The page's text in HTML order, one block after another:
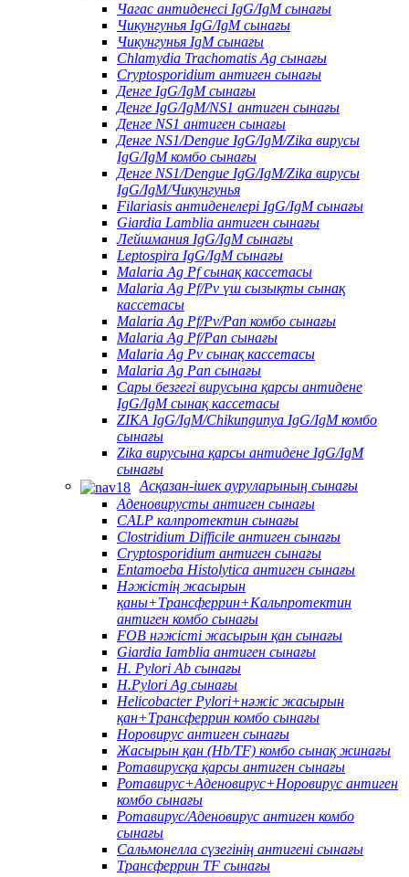
Чагас антиденесі IgG/IgM сынағы
Чикунгунья IgG/IgM сынағы
Чикунгунья IgM сынағы
Chlamydia Trachomatis Ag сынағы
Cryptosporidium антиген сынағы
Денге IgG/IgM сынағы
Денге IgG/IgM/NS1 антиген сынағы
Денге NS1 антиген сынағы
Денге NS1/Dengue IgG/IgM/Zika вирусы
IgG/IgM комбо сынағы
Денге NS1/Dengue IgG/IgM/Zika вирусы
IgG/IgM/Чикунгунья
Filariasis антиденелері IgG/IgM сынағы
Giardia Lamblia антиген сынағы
Лейшмания IgG/IgM сынағы
Leptospira IgG/IgM сынағы
Malaria Ag Pf сынақ кассетасы
Malaria Ag Pf/Pv үш сызықты сынақ
кассетасы
Malaria Ag Pf/Pv/Pan комбо сынағы
Malaria Ag Pf/Pan сынағы
Malaria Ag Pv сынақ кассетасы
Malaria Ag Pan сынағы
Сары безгегі вирусына қарсы антидене
IgG/IgM сынақ кассетасы
ZIKA IgG/IgM/Chikungunya IgG/IgM комбо
сынағы
Zika вирусына қарсы антидене IgG/IgM
сынағы
Асқазан-ішек ауруларының сынағы
Аденовирусты антиген сынағы
CALP калпротектин сынағы
Clostridium Difficile антиген сынағы
Cryptosporidium антиген сынағы
Entamoeba Histolytica антиген сынағы
Нәжістің жасырын
қаны+Трансферрин+Кальпротектин
антиген комбо сынағы
FOB нәжісті жасырын қан сынағы
Giardia Iamblia антиген сынағы
H. Pylori Ab сынағы
H.Pylori Ag сынағы
Helicobacter Pylori+нәжіс жасырын
қан+Трансферрин комбо сынағы
Норовирус антиген сынағы
Жасырын қан (Hb/TF) комбо сынақ жинағы
Ротавирусқа қарсы антиген сынағы
Ротавирус+Аденовирус+Норовирус антиген
комбо сынағы
Ротавирус/Аденовирус антиген комбо
сынағы
Сальмонелла сүзегінің антигені сынағы
Трансферрин TF сынағы